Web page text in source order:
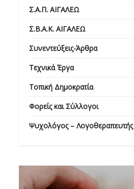
Σ.Α.Π. ΑΙΓΑΛΕΩ
Σ.Β.Α.Κ. ΑΙΓΑΛΕΩ
Συνεντεύξεις-Άρθρα
Τεχνικά Έργα
Τοπική Δημοκρατία
Φορείς και Σύλλογοι
Ψυχολόγος – Λογοθεραπευτής